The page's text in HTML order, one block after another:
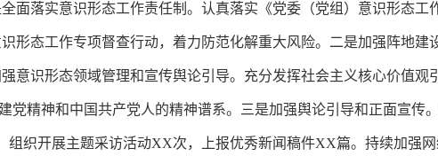
面落实意识形态工作责任制。认真落实《党委（党组）意识形态工
形态工作专项督查行动，着力防范化解重大风险。二是加强阵地建
意识形态领域管理和宣传舆论引导。充分发挥社会主义核心价值观
党精神和中国共产党人的精神谱系。三是加强舆论引导和正面宣传
织开展主题采访活动XX次，上报优秀新闻稿件XX篇。持续加强网